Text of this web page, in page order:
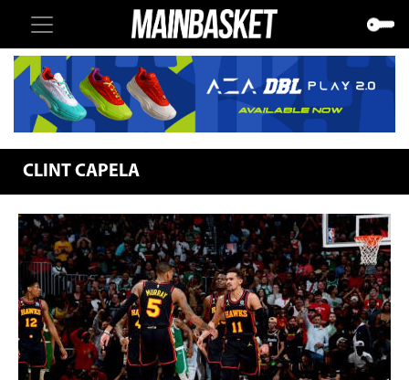
CLINT CAPELA